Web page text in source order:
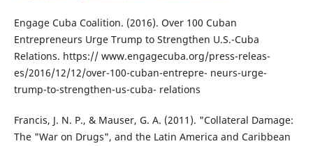
Engage Cuba Coalition. (2016). Over 100 Cuban
Entrepreneurs Urge Trump to Strengthen U.S.-Cuba
Relations. https:// www.engagecuba.org/press-releas-
es/2016/12/12/over-100-cuban-entrepre- neurs-urge-
trump-to-strengthen-us-cuba- relations
Francis, J. N. P., & Mauser, G. A. (2011). "Collateral Damage:
The "War on Drugs", and the Latin America and Caribbean